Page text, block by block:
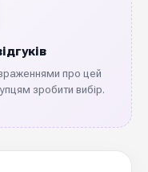
про цей
зробити вибір.